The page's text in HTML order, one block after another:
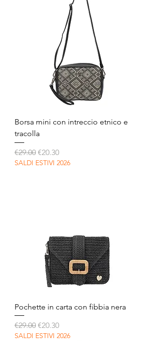
Borsa mini con intreccio etnico e
tracolla
Regular Price
€29.00 Sale Price
€20.30
SALDI ESTIVI 2026
Pochette in carta con fibbia nera
Regular Price
€29.00 Sale Price
€20.30
SALDI ESTIVI 2026